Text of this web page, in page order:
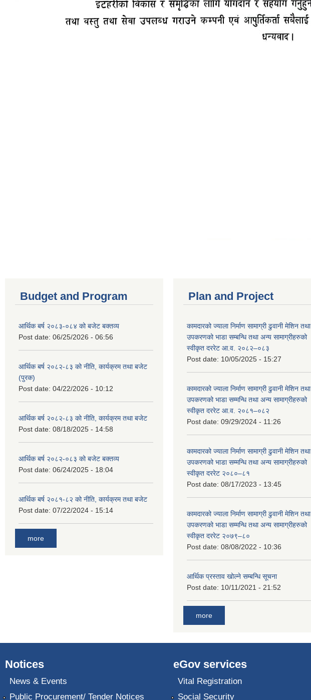
Budget and Program
आर्थिक बर्ष २०८३-०८४ को बजेट बक्तव्य
Post date: 06/25/2026 - 06:56
आर्थिक बर्ष २०८२-८३ को नीति, कार्यक्रम तथा बजेट
(पुरक)
Post date: 04/22/2026 - 10:12
आर्थिक बर्ष २०८२-८३ को नीति, कार्यक्रम तथा बजेट
Post date: 08/18/2025 - 14:58
आर्थिक बर्ष २०८२-०८३ को बजेट बक्तव्य
Post date: 06/24/2025 - 18:04
आर्थिक बर्ष २०८१-८२ को नीति, कार्यक्रम तथा बजेट
Post date: 07/22/2024 - 15:14
more
Plan and Project
कामदारको ज्याला निर्माण सामाग्री ढुवानी मेशिन तथा
उपकरणको भाडा सम्बन्धि तथा अन्य सामाग्रीहरुको
स्वीकृत दररेट आ.व. २०८२–०८३
Post date: 10/05/2025 - 15:27
कामदारको ज्याला निर्माण सामाग्री ढुवानी मेशिन तथा
उपकरणको भाडा सम्मन्धि तथा अन्य सामाग्रीहरुको
स्वीकृत दररेट आ.व. २०८१–०८२
Post date: 09/29/2024 - 11:26
कामदारको ज्याला निर्माण सामाग्री ढुवानी मेशिन तथा
उपकरणको भाडा सम्मन्धि तथा अन्य सामाग्रीहरुको
स्वीकृत दररेट २०८०–८१
Post date: 08/17/2023 - 13:45
कामदारको ज्याला निर्माण सामाग्री ढुवानी मेशिन तथा
उपकरणको भाडा सम्मन्धि तथा अन्य सामाग्रीहरुको
स्वीकृत दररेट २०७९–८०
Post date: 08/08/2022 - 10:36
आर्थिक प्रस्ताव खोल्ने सम्बन्धि सूचना
Post date: 10/11/2021 - 21:52
more
Notices
News & Events
Public Procurement/ Tender Notices
eGov services
Vital Registration
Social Security